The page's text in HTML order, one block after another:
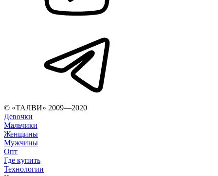
© «ТАЛВИ» 2009—2020
Девочки
Мальчики
Женщины
Мужчины
Опт
Где купить
Технологии